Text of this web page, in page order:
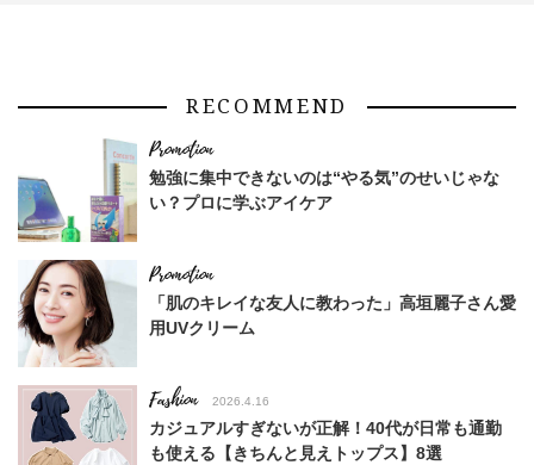
RECOMMEND
勉強に集中できないのは“やる気”のせいじゃな
い？プロに学ぶアイケア
「肌のキレイな友人に教わった」高垣麗子さん愛
用UVクリーム
Fashion 2026.4.16
カジュアルすぎないが正解！40代が日常も通勤
も使える【きちんと見えトップス】8選